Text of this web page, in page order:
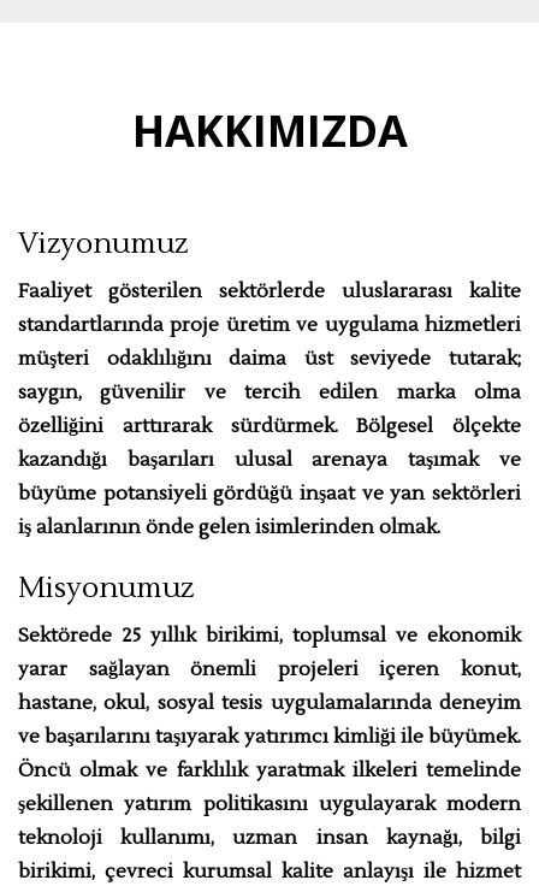
HAKKIMIZDA
Vizyonumuz
Faaliyet gösterilen sektörlerde uluslararası kalite
standartlarında proje üretim ve uygulama hizmetleri
müşteri odaklılığını daima üst seviyede tutarak;
saygın, güvenilir ve tercih edilen marka olma
özelliğini arttırarak sürdürmek. Bölgesel ölçekte
kazandığı başarıları ulusal arenaya taşımak ve
büyüme potansiyeli gördüğü inşaat ve yan sektörleri
iş alanlarının önde gelen isimlerinden olmak.
Misyonumuz
Sektörede 25 yıllık birikimi, toplumsal ve ekonomik
yarar sağlayan önemli projeleri içeren konut,
hastane, okul, sosyal tesis uygulamalarında deneyim
ve başarılarını taşıyarak yatırımcı kimliği ile büyümek.
Öncü olmak ve farklılık yaratmak ilkeleri temelinde
şekillenen yatırım politikasını uygulayarak modern
teknoloji kullanımı, uzman insan kaynağı, bilgi
birikimi, çevreci kurumsal kalite anlayışı ile hizmet